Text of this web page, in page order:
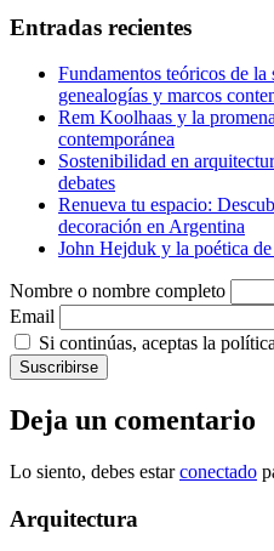
Entradas recientes
Fundamentos teóricos de
genealogías y marcos
Rem Koolhaas y la
contemporánea
Sostenibilidad en
debates
Renueva tu espacio:
decoración en Argentina
John Hejduk y la poética
Nombre o nombre completo
Email
Si continúas, aceptas la
Deja un comentario
Lo siento, debes estarconectado
Arquitectura